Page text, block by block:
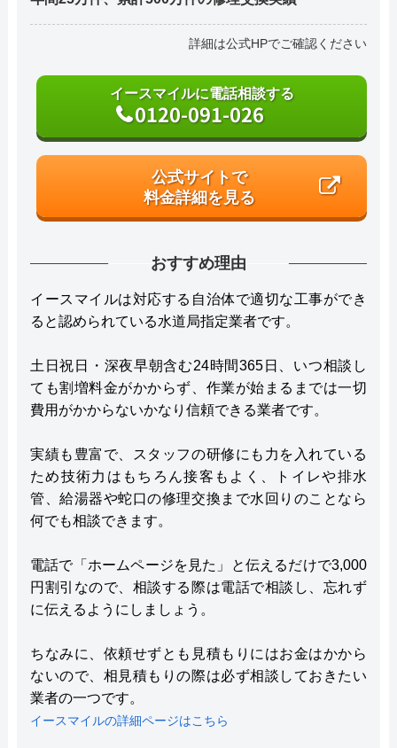
詳細は公式HPでご確認ください
イースマイルに電話相談する
0120-091-026
公式サイトで
料金詳細を見る
おすすめ理由
イースマイルは対応する自治体で適切な工事ができ
ると認められている水道局指定業者です。
土日祝日・深夜早朝含む24時間365日、いつ相談し
ても割増料金がかからず、作業が始まるまでは一切
費用がかからないかなり信頼できる業者です。
実績も豊富で、スタッフの研修にも力を入れている
ため技術力はもちろん接客もよく、トイレや排水
管、給湯器や蛇口の修理交換まで水回りのことなら
何でも相談できます。
電話で「ホームページを見た」と伝えるだけで3,000
円割引なので、相談する際は電話で相談し、忘れず
に伝えるようにしましょう。
ちなみに、依頼せずとも見積もりにはお金はかから
ないので、相見積もりの際は必ず相談しておきたい
業者の一つです。
イースマイルの詳細ページはこちら